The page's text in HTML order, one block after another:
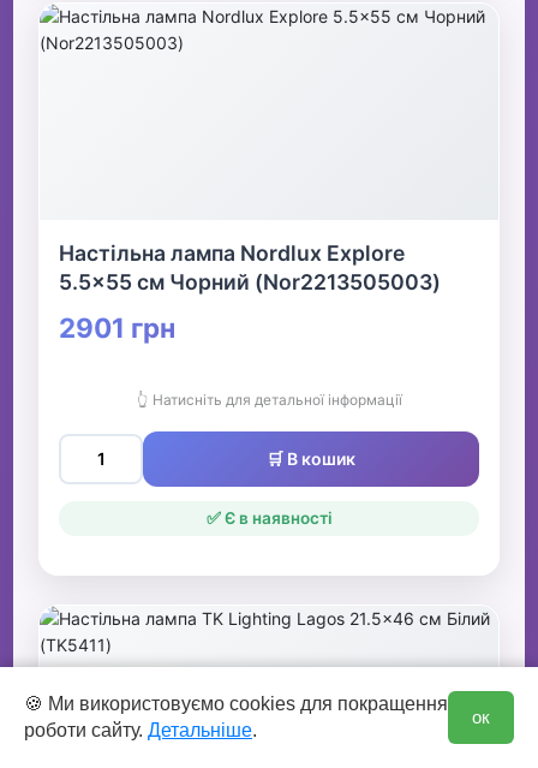
Настільна лампа Nordlux Explore
5.5x55 см Чорний (Nor2213505003)
2901 грн
👆 Натисніть для детальної інформації
🛒 В кошик
✅ Є в наявності
🍪 Ми використовуємо cookies для покращення
роботи сайту. Детальніше.
ок
0